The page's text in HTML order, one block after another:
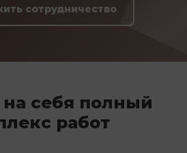
сотрудничество
себя полный
работ